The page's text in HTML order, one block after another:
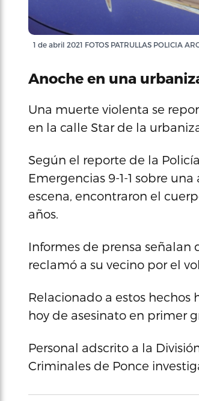
1 de abril 2021 FOTOS PATRULLAS POLICIA
Anoche en una
Una muerte violenta se
en la calle Star de la
Según el reporte de la
Emergencias 9-1-1 sobre
escena, encontraron el
años.
Informes de prensa señalan
reclamó a su vecino por el
Relacionado a estos hechos
hoy de asesinato en primer
Personal adscrito a la
Criminales de Ponce